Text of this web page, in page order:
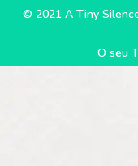
© 2021 A Tiny
O seu